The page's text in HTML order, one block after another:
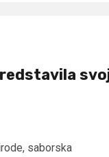
saborska